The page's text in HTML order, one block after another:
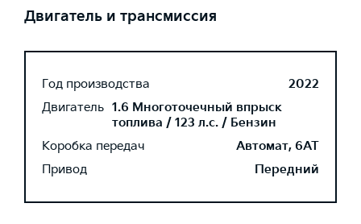
Двигатель и трансмиссия
Год производства
2022
Двигатель 1.6 Многоточечный впрыск
топлива / 123 л.с. / Бензин
Коробка передач
Автомат, 6AT
Привод
Передний